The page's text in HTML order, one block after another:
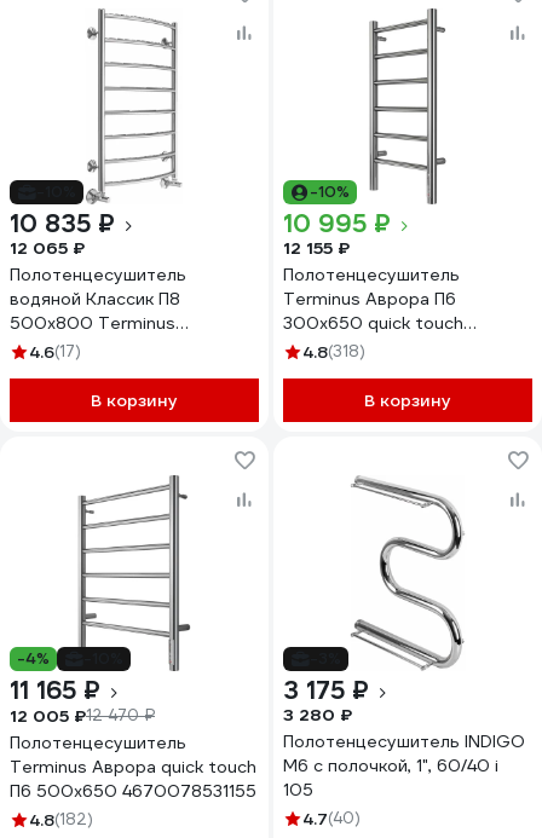
10 835 ₽
12 065 ₽
Полотенцесушитель
водяной Классик П8
500x800 Terminus
4670078530271
4.6(17)
В корзину
-10%
10 995 ₽
12 155 ₽
Полотенцесушитель
Terminus Аврора П6
300x650 quick touch
4670078541826
4.8(318)
В корзину
-4%
11 165 ₽
12 005 ₽12 470 ₽
Полотенцесушитель
Terminus Аврора quick touch
П6 500x650 4670078531155
4.8(182)
3 175 ₽
3 280 ₽
Полотенцесушитель INDIGO
M6 с полочкой, 1", 60/40 i
105
4.7(40)